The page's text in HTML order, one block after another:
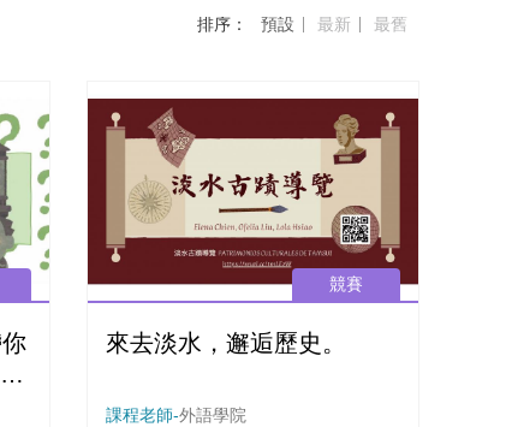
排序： 預設 最新 最舊
競賽
來去淡水，邂逅歷史。
課程老師-外語學院